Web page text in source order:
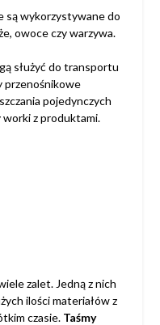
są wykorzystywane do
owoce czy warzywa.
służyć do transportu
przenośnikowe
pojedynczych
z produktami.
zalet. Jedną z nich
ilości materiałów z
czasie. Taśmy